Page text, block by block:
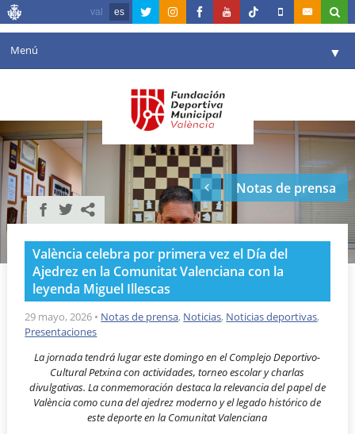
val es
Menú ▼
Agenda
Instalaciones ▼
Comunicación ▼
Valencia en deporte
Portal de Transparencia
Reservas
Notas de prensa
València celebra por primera vez el Día del
Ajedrez en la Comunitat Valenciana con la
leyenda Miguel Illescas
29 mayo, 2026 • Notas de prensa, Noticias, Noticias deportivas,
Presentaciones
La jornada tendrá lugar este domingo en el Complejo Deportivo-
Cultural Petxina con actividades, torneo escolar y charlas
divulgativas. La conmemoración destaca la relevancia del papel de
València como cuna del ajedrez moderno y el legado histórico de
este deporte en la Comunitat Valenciana